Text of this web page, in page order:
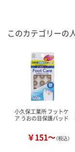
このカテゴリーの
小久保工業所 フットケ
ア うおの目保護パッド
￥151～（税込）